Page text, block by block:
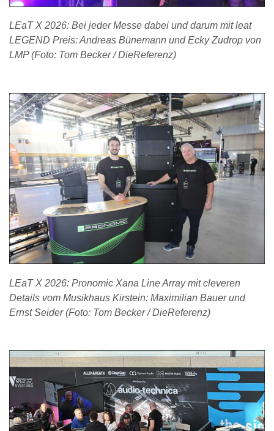
LEaT X 2026: Bei jeder Messe dabei und darum mit leat
LEGEND Preis: Andreas Bünemann und Ecky Zudrop von
LMP (Foto: Tom Becker / DieReferenz)
LEaT X 2026: Pronomic Xana Line Array mit cleveren
Details vom Musikhaus Kirstein: Maximilian Bauer und
Ernst Seider (Foto: Tom Becker / DieReferenz)